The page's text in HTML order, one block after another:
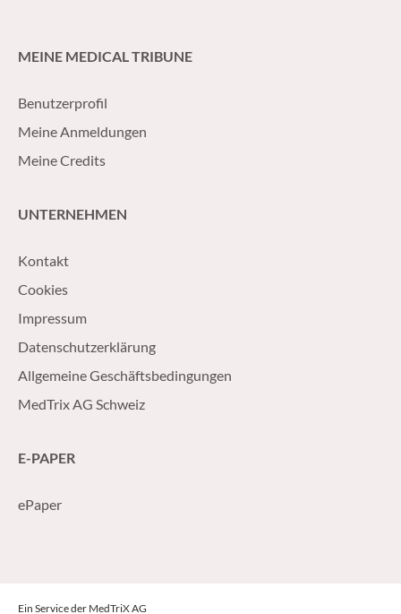
MEINE MEDICAL TRIBUNE
Benutzerprofil
Meine Anmeldungen
Meine Credits
UNTERNEHMEN
Kontakt
Cookies
Impressum
Datenschutzerklärung
Allgemeine Geschäftsbedingungen
MedTrix AG Schweiz
E-PAPER
ePaper
Ein Service der MedTriX AG